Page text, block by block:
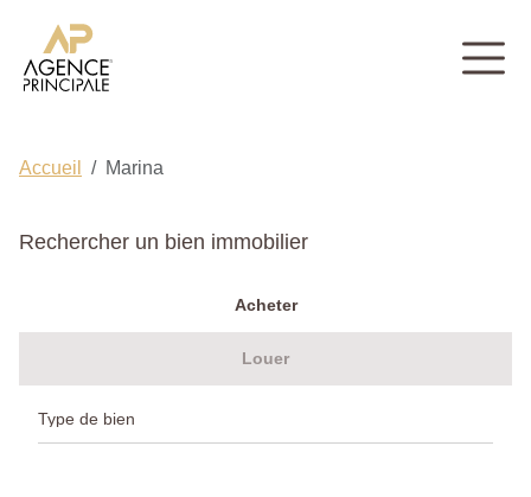
Accueil Marina
Rechercher un bien immobilier
Acheter
Louer